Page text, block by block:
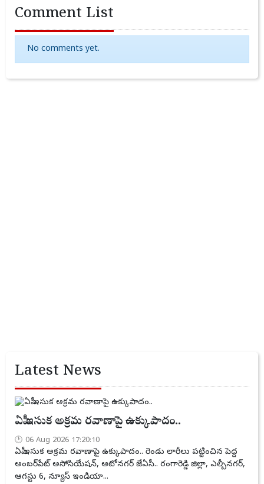
Comment List
No comments yet.
Latest News
ఏపీ ఇసుక అక్రమ రవాణాపై ఉక్కుపాదం..
06 Aug 2026 17:20:10
ఏపీ ఇసుక అక్రమ రవాణాపై ఉక్కుపాదం.. రెండు లారీలు పట్టించిన పెద్ద
అంబర్‌పేట్ అసోసియేషన్, ఆటోనగర్ జేఏసీ.. రంగారెడ్డి జిల్లా, ఎల్బీనగర్,
ఆగస్టు 6, న్యూస్ ఇండియా...